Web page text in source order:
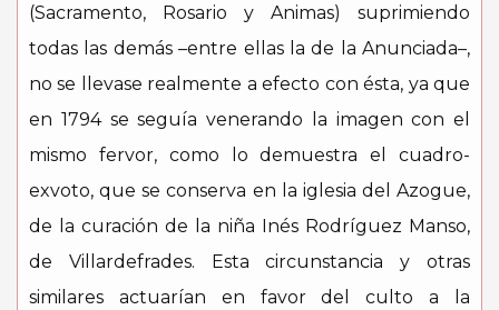
(Sacramento, Rosario y Animas) suprimiendo
todas las demás –entre ellas la de la Anunciada–,
no se llevase realmente a efecto con ésta, ya que
en 1794 se seguía venerando la imagen con el
mismo fervor, como lo demuestra el cuadro-
exvoto, que se conserva en la iglesia del Azogue,
de la curación de la niña Inés Rodríguez Manso,
de Villardefrades. Esta circunstancia y otras
similares actuarían en favor del culto a la